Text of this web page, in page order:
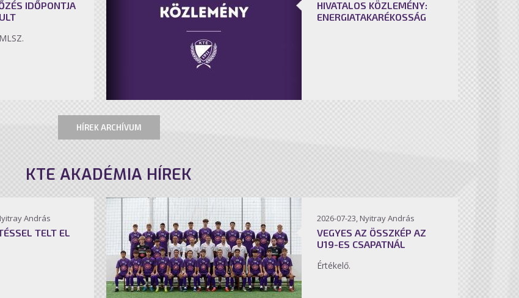
IDŐPONTJA
HIVATALOS KÖZLEMÉNY:
ENERGIATAKARÉKOSSÁG
HÍREK ARCHÍVUM
KTE AKADÉMIA HÍREK
András
TELT EL
2026-07-23, Nyitray András
VEGYES AZ ÖSSZKÉP AZ
U19-ES CSAPATNÁL
Értékelő.